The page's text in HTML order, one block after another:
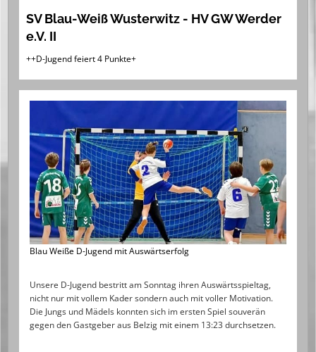
SV Blau-Weiß Wusterwitz - HV GW Werder
e.V. II
++D-Jugend feiert 4 Punkte+
Blau Weiße D-Jugend mit Auswärtserfolg
Unsere D-Jugend bestritt am Sonntag ihren Auswärtsspieltag,
nicht nur mit vollem Kader sondern auch mit voller Motivation.
Die Jungs und Mädels konnten sich im ersten Spiel souverän
gegen den Gastgeber aus Belzig mit einem 13:23 durchsetzen.